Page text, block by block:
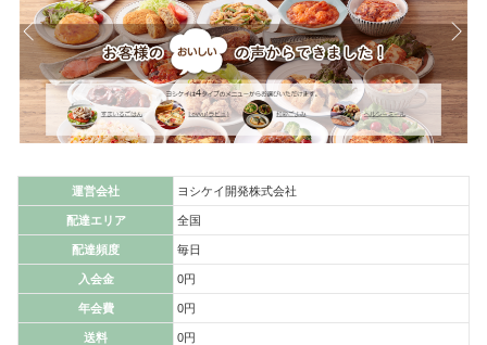
運営会社 ヨシケイ開発株式会社
配達エリア 全国
配達頻度 毎日
入会金 0円
年会費 0円
送料 0円